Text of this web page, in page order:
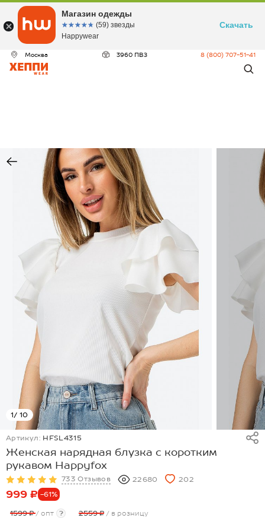
Москва 3960 ПВЗ 8 (800) 707-51-41
1/ 10
Артикул: HFSL4315
Женская нарядная блузка с коротким
рукавом Happyfox
733 Отзывов 22680 202
999 ₽ -61%
1599 ₽/ опт ? 2559 ₽ / в розницу
Магазин одежды
☆☆☆☆☆
★★★★★ (59) звезды
Happywear
Скачать